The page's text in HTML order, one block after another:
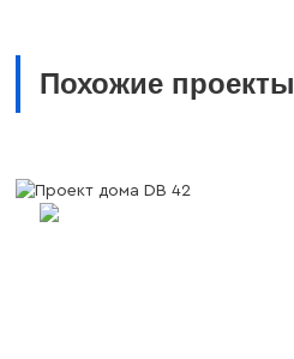
Похожие проекты